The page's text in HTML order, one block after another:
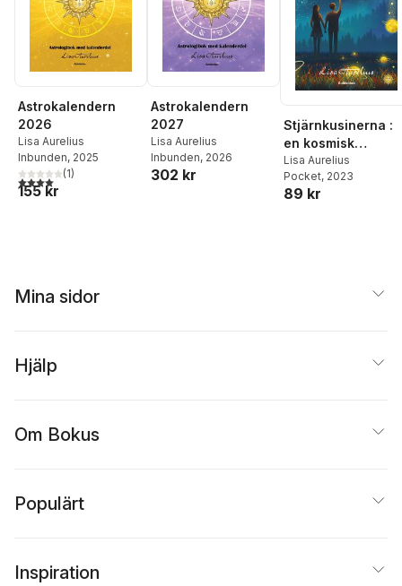
Astrokalendern
2026
Lisa Aurelius
Inbunden, 2025
4,0utav 5 stjärnor. Totalt antal röster:
(1)
155 kr
Astrokalendern
2027
Lisa Aurelius
Inbunden, 2026
302 kr
Stjärnkusinerna :
en kosmisk
kärlekshistoria
utan gränser
Lisa Aurelius
Pocket, 2023
89 kr
Mina sidor
Hjälp
Om Bokus
Populärt
Inspiration